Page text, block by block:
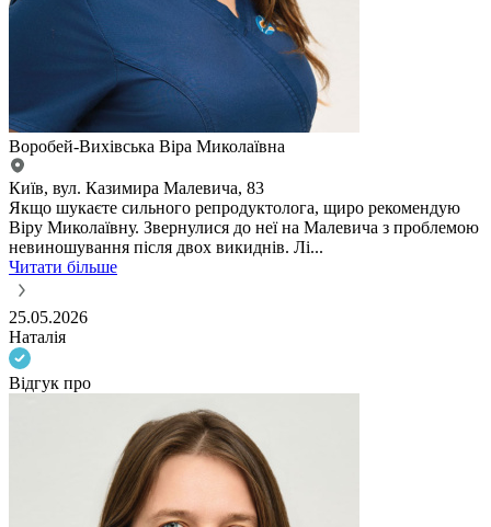
Воробей-Вихівська Віра Миколаївна
Київ, вул. Казимира Малевича, 83
Якщо шукаєте сильного репродуктолога, щиро рекомендую
Віру Миколаївну. Звернулися до неї на Малевича з проблемою
невиношування після двох викиднів. Лі...
Читати більше
25.05.2026
Наталія
Відгук про